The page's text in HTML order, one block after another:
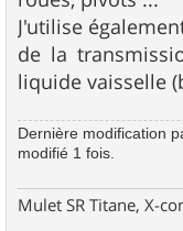
J'utilise
de la
liquide vaisselle
Dernière modification
modifié 1 fois.
Mulet SR Titane, X-